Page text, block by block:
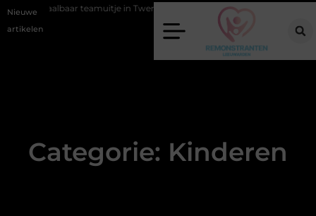
Nieuwe
artikelen
betaalbaar teamuitje in Twente regelen Wat zero-click search
Categorie: Kinderen